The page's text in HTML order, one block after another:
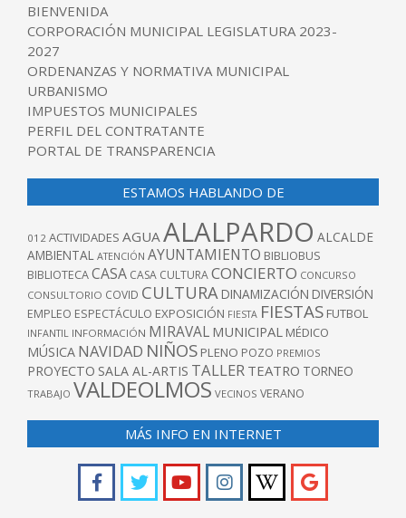
BIENVENIDA
CORPORACIÓN MUNICIPAL LEGISLATURA 2023-
2027
ORDENANZAS Y NORMATIVA MUNICIPAL
URBANISMO
IMPUESTOS MUNICIPALES
PERFIL DEL CONTRATANTE
PORTAL DE TRANSPARENCIA
ESTAMOS HABLANDO DE
012 ACTIVIDADES AGUA ALALPARDO ALCALDE
AMBIENTAL ATENCIÓN AYUNTAMIENTO BIBLIOBUS
BIBLIOTECACASA CASA CULTURACONCIERTO CONCURSO
CONSULTORIO COVID CULTURA DINAMIZACIÓN DIVERSIÓN
EMPLEO ESPECTÁCULO EXPOSICIÓN FIESTA FIESTAS FUTBOL
INFANTIL INFORMACIÓN MIRAVAL MUNICIPAL MÉDICO
MÚSICA NAVIDAD NIÑOS PLENO POZO PREMIOS
PROYECTO SALA AL-ARTIS TALLER TEATRO TORNEO
TRABAJO VALDEOLMOS VECINOS VERANO
MÁS INFO EN INTERNET